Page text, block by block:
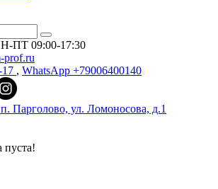
09:00-17:30
prof.ru
, WhatsApp +79006400140
Парголово, ул. Ломоносова, д.1
пуста!